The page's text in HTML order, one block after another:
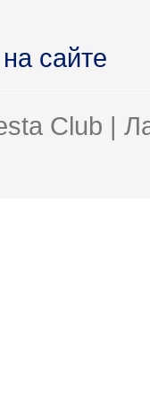
сайте
Club |